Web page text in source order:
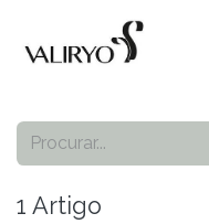
1 Artigo